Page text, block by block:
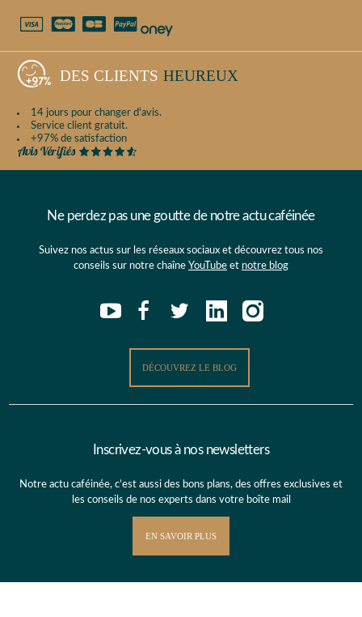
DES CLIENTS HEUREUX
14 jours pour changer d'avis.
Service client gratuit.
+97% de satisfaction
Ne perdez pas une goutte de notre actu caféinée
Suivez nos actus sur les réseaux sociaux et découvrez tous nos
conseils sur notre chaîne YouTube et notre blog
DÉCOUVREZ LE BLOG
Inscrivez-vous à nos newsletters
Notre actu caféinée, c’est aussi des bons plans, des offres exclusives et
les conseils de nos experts dans votre boîte mail
EN SAVOIR PLUS